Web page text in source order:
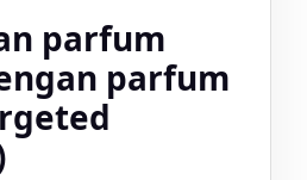
parfum
parfum